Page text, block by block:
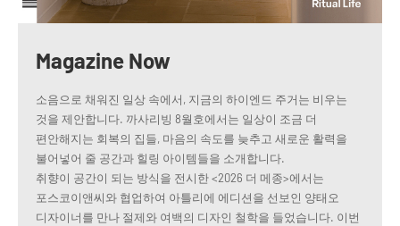
Magazine Now
소음으로 채워진 일상 속에서, 지금의 하이엔드 주거는 비우는
것을 제안합니다. 까사리빙 8월호에서는 일상이 조금 더
편안해지는 회복의 집들, 마음의 속도를 늦추고 새로운 활력을
불어넣어 줄 공간과 힐링 아이템들을 소개합니다.
취향이 공간이 되는 방식을 전시한 <2026 더 메종>에서는
포스코이앤씨와 협업하여 아틀리에 에디션을 선보인 양태오
디자이너를 만나 절제와 여백의 디자인 철학을 들었습니다. 이번